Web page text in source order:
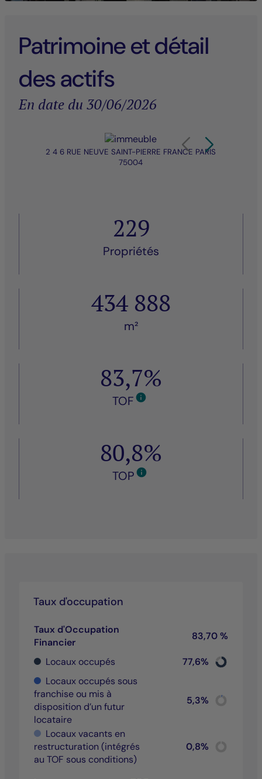
Patrimoine et détail
des actifs
En date du 30/06/2026
Carrousel de produit
Carrousel de
Élément 1 sur 20
2 4 6 RUE NEUVE SAINT-PIERRE FRANCE PARIS
75004
229
Propriétés
434 888
m²
83,7%
TOF
80,8%
TOP
Taux d'occupation
Taux d'Occupation
Financier
83,70 %
Locaux occupés 77,6% Chart
Pie chart
Locaux occupés sous
franchise ou mis à
disposition d’un futur
locataire
5,3% Chart
Locaux vacants en
restructuration (intégrés
au TOF sous conditions)
0,8%